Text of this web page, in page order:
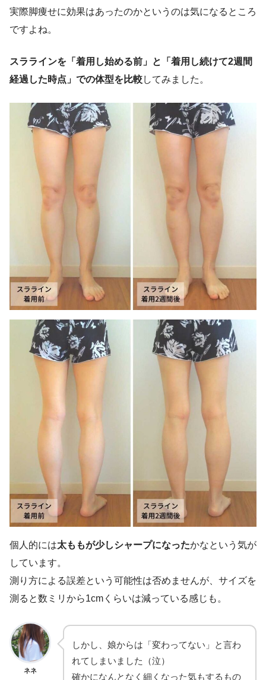
実際脚痩せに効果はあったのかというのは気になるところ
ですよね。
スララインを「着用し始める前」と「着用し続けて2週間
経過した時点」での体型を比較してみました。
個人的には太ももが少しシャープになったかなという気が
しています。
測り方による誤差という可能性は否めませんが、サイズを
測ると数ミリから1cmくらいは減っている感じも。
ネネ
しかし、娘からは「変わってない」と言わ
れてしまいました（泣）
確かになんとなく細くなった気もするもの